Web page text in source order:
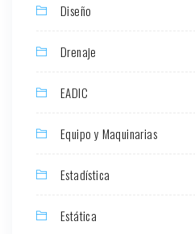
Diseño
Drenaje
EADIC
Equipo y Maquinarias
Estadística
Estática